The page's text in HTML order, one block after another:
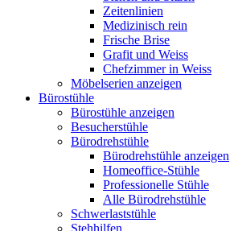
Zeitenlinien
Medizinisch rein
Frische Brise
Grafit und Weiss
Chefzimmer in Weiss
Möbelserien anzeigen
Bürostühle
Bürostühle anzeigen
Besucherstühle
Bürodrehstühle
Bürodrehstühle anzeigen
Homeoffice-Stühle
Professionelle Stühle
Alle Bürodrehstühle
Schwerlaststühle
Stehhilfen